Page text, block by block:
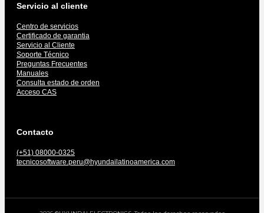
Servicio al cliente
Centro de servicios
Certificado de garantia
Servicio al Cliente
Soporte Técnico
Preguntas Frecuentes
Manuales
Consulta estado de orden
Acceso CAS
Contacto
(+51) 08000-0325
tecnicosoftware.peru@hyundailatinoamerica.com